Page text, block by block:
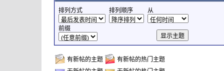
排列方式 排列顺序 从
前缀
有新帖的主题
有新帖的热门主题